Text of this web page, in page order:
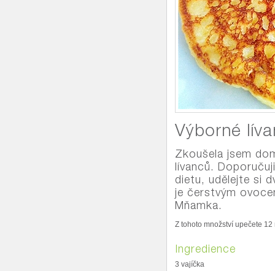
Výborné
Zkoušela jsem
lívanců.
dietu, udělejte si
je čerstvým
Mňamka.
Z tohoto množství upečete
Ingredience
3 vajíčka